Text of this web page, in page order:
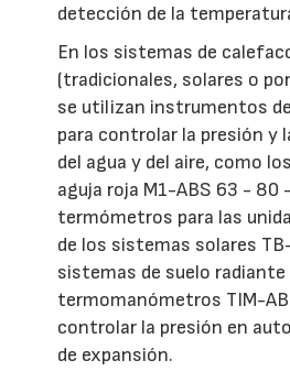
detección de la
En los sistemas de
(tradicionales, solares o
se utilizan instrumentos
para controlar la presión y
del agua y del aire, como
aguja roja M1-ABS 63 - 80
termómetros para las
de los sistemas solares
sistemas de suelo
termomanómetros TIM-
controlar la presión en
de expansión.